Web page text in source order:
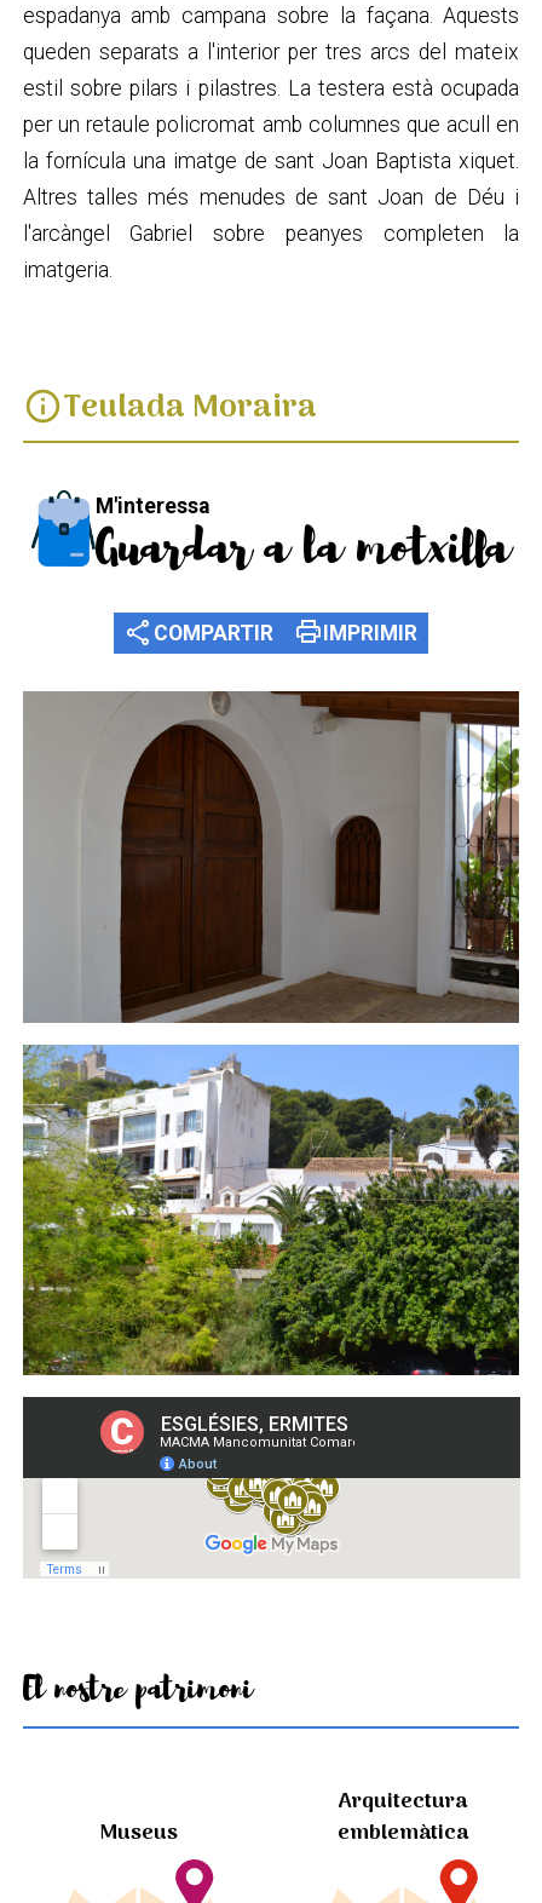
espadanya amb campana sobre la façana. Aquests
queden separats a l'interior per tres arcs del mateix
estil sobre pilars i pilastres. La testera està ocupada
per un retaule policromat amb columnes que acull en
la fornícula una imatge de sant Joan Baptista xiquet.
Altres talles més menudes de sant Joan de Déu i
l'arcàngel Gabriel sobre peanyes completen la
imatgeria.
infoTeulada Moraira
M'interessa
Guardar a la motxilla
share COMPARTIR print IMPRIMIR
El nostre patrimoni
Museus
Arquitectura
emblemàtica